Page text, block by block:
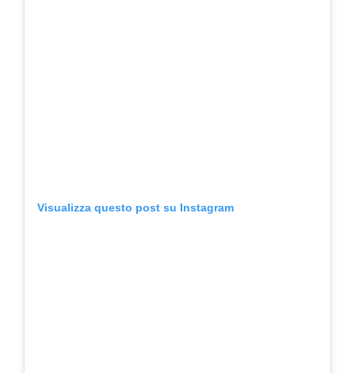
Visualizza questo post su Instagram